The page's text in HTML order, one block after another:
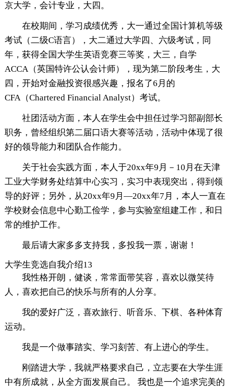
京大学，会计专业，大四。
在校期间，学习成绩优秀，大一通过全国计算机等级
考试（二级C语言），大二通过大学四、六级考试，同
年，获得全国大学生英语竞赛三等奖，大三，自学
ACCA（英国特许公认会计师），现为第二阶段考生，大
四，开始对金融投资很感兴趣，报名了6月的
CFA（Chartered Financial Analyst）考试。
社团活动方面，本人在学生会中担任过学习部副部长
职务，曾经组织第二届口语大赛等活动，活动中体现了很
好的领导能力和团队合作能力。
关于社会实践方面，本人于20xx年9月－10月在天津
工业大学财务处结算中心实习，实习中表现突出，得到领
导的好评；另外，从20xx年9月—20xx年7月，本人一直在
学校财会信息中心勤工俭学，参与实验室组建工作，和日
常的维护工作。
最后请大家多多支持我，多投我一票，谢谢！
大学生竞选自我介绍13
我性格开朗，健谈，常常面带笑容，喜欢以微笑待
人，喜欢把自己的快乐与所有的人分享。
我的爱好广泛，喜欢旅行、听音乐、下棋、各种体育
运动。
我是一个做事踏实、学习刻苦、有上进心的学生。
刚踏进大学，我就严格要求自己，立志要在大学生涯
中有所成就，从全方面发展自己。 我也是一个追求完美的